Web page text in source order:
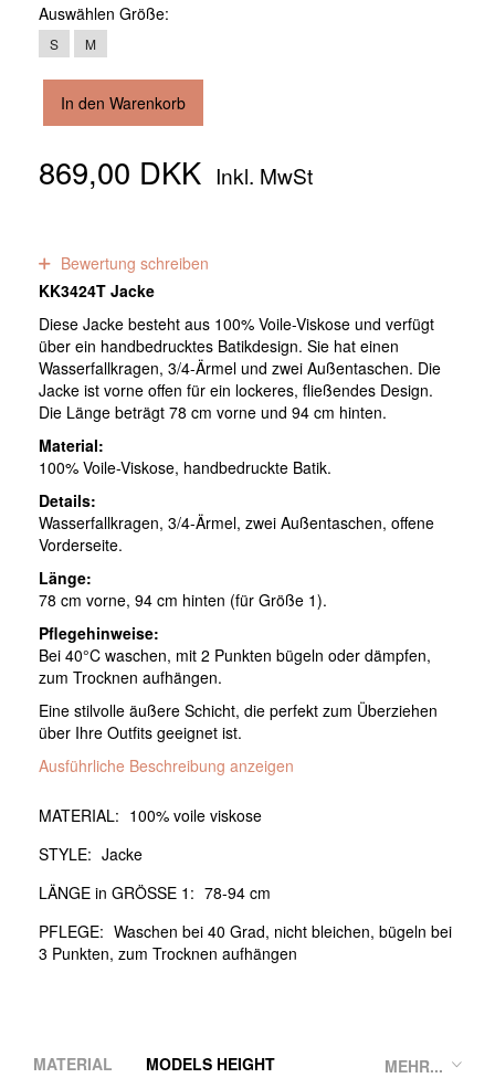
Auswählen Größe:
S M
In den Warenkorb
869,00 DKK Inkl. MwSt
Bewertung schreiben
KK3424T Jacke
Diese Jacke besteht aus 100% Voile-Viskose und verfügt
über ein handbedrucktes Batikdesign. Sie hat einen
Wasserfallkragen, 3/4-Ärmel und zwei Außentaschen. Die
Jacke ist vorne offen für ein lockeres, fließendes Design.
Die Länge beträgt 78 cm vorne und 94 cm hinten.
Material:
100% Voile-Viskose, handbedruckte Batik.
Details:
Wasserfallkragen, 3/4-Ärmel, zwei Außentaschen, offene
Vorderseite.
Länge:
78 cm vorne, 94 cm hinten (für Größe 1).
Pflegehinweise:
Bei 40°C waschen, mit 2 Punkten bügeln oder dämpfen,
zum Trocknen aufhängen.
Eine stilvolle äußere Schicht, die perfekt zum Überziehen
über Ihre Outfits geeignet ist.
Ausführliche Beschreibung anzeigen
MATERIAL: 100% voile viskose
STYLE: Jacke
LÄNGE in GRÖSSE 1: 78-94 cm
PFLEGE: Waschen bei 40 Grad, nicht bleichen, bügeln bei
3 Punkten, zum Trocknen aufhängen
MEHR...
MATERIAL MODELS HEIGHT